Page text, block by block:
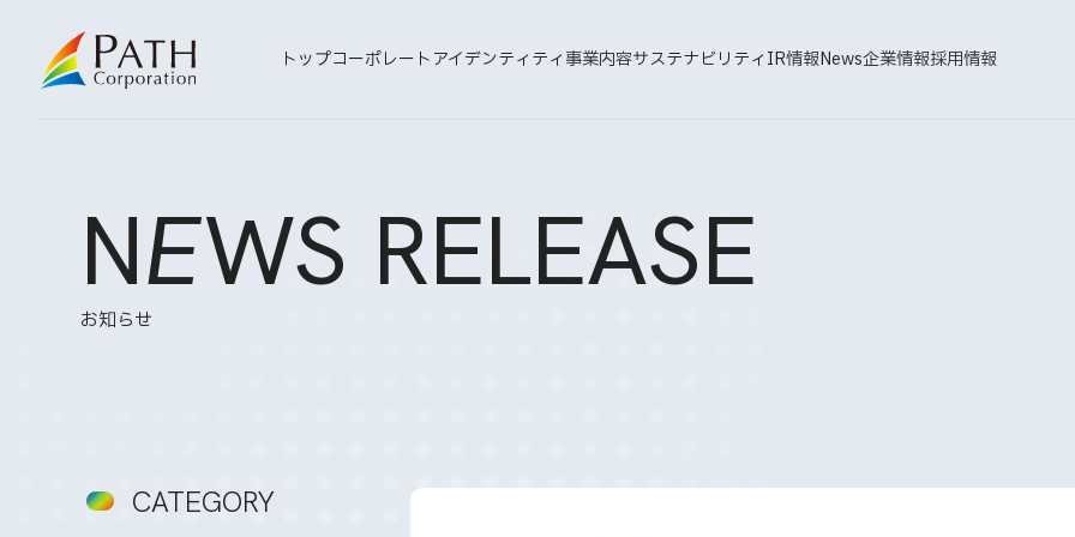
トップコーポレートアイデンティティ事業内容サステナビリティIR情報News企業情報採用情報
NEWS RELEASE
お知らせ
CATEGORY